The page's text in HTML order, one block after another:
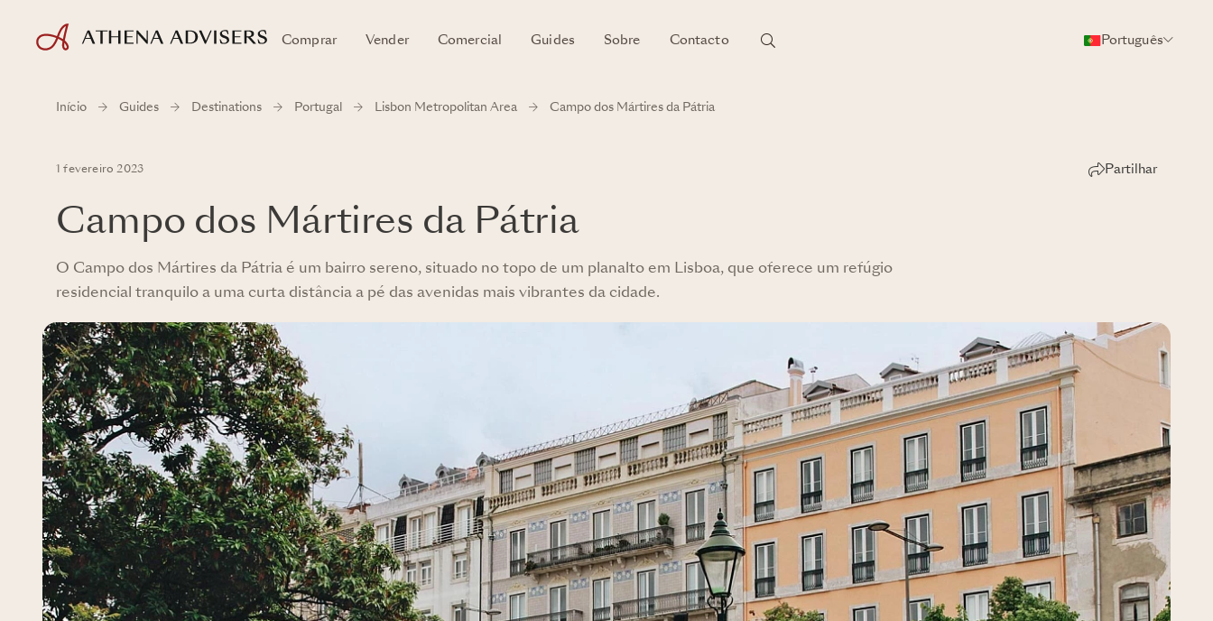
Comprar Vender Comercial Guides Sobre Contacto Português
Início Guides Destinations Portugal Lisbon Metropolitan Area Campo dos Mártires da Pátria
1 fevereiro 2023 Partilhar
Campo dos Mártires da Pátria
O Campo dos Mártires da Pátria é um bairro sereno, situado no topo de um planalto em Lisboa, que oferece um refúgio
residencial tranquilo a uma curta distância a pé das avenidas mais vibrantes da cidade.